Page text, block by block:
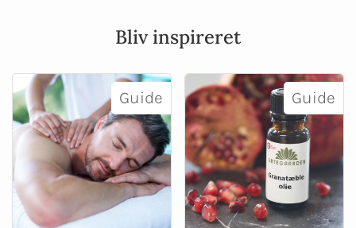
Bliv inspireret
Guide Guide